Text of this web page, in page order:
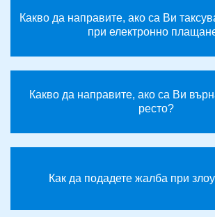
Какво да направите, ако са Ви
при електронно
Какво да направите, ако са Ви
ресто?
Как да подадете жалба при